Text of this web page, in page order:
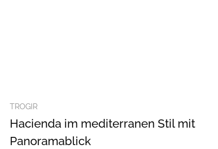
TROGIR
Hacienda im mediterranen Stil mit
Panoramablick